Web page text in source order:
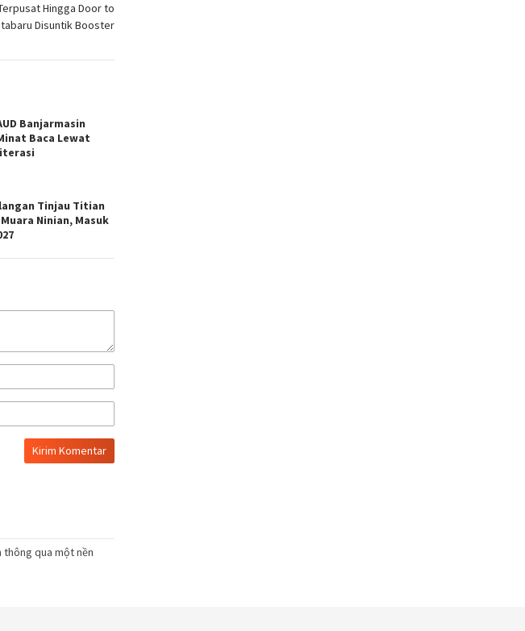
Hingga Door to
Disuntik Booster
Banjarmasin
Baca Lewat
Tinjau Titian
Ninian, Masuk
thông qua một nền